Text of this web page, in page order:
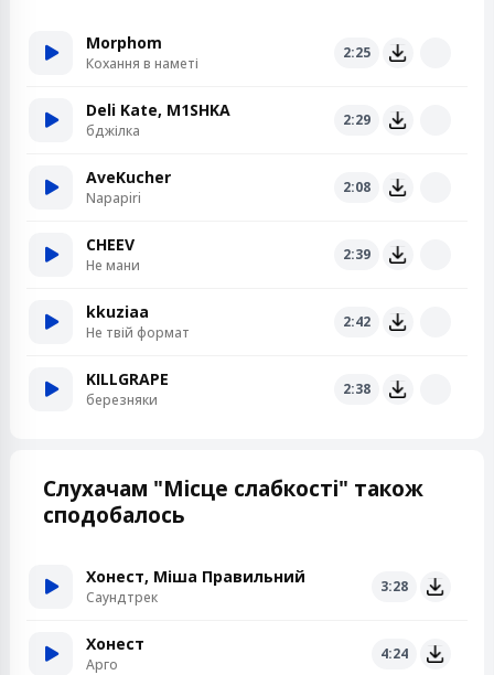
Morphom
Кохання в наметі
2:25
Deli Kate, M1SHKA
бджілка
2:29
AveKucher
Napapiri
2:08
CHEEV
Не мани
2:39
kkuziaa
Не твій формат
2:42
KILLGRAPE
березняки
2:38
Слухачам "Місце слабкості" також
сподобалось
Хонест, Міша Правильний
Саундтрек
3:28
Хонест
Арго
4:24